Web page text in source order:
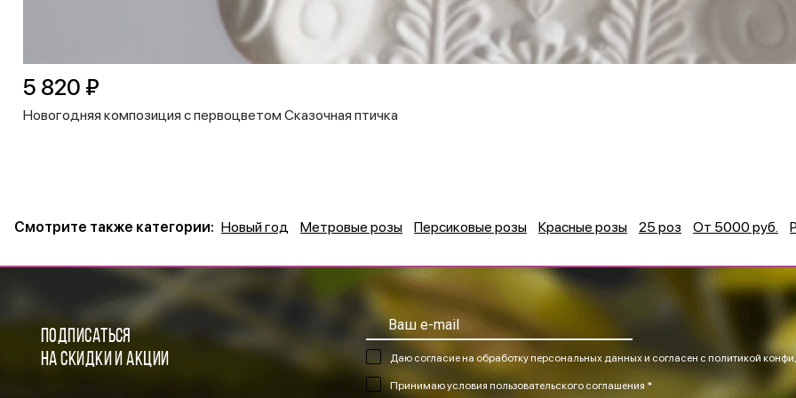
Новогодняя композиция с первоцветом Сказочная птичка
5 820 ₽
Смотрите также категории: Новый год Метровые розы Персиковые розы Красные розы 25 роз От 5000 руб.
ПОДПИСАТЬСЯ
НА СКИДКИ И АКЦИИ
Даю согласие на обработку персональных данных и согласен с политикой
Принимаюусловия пользовательского соглашения *